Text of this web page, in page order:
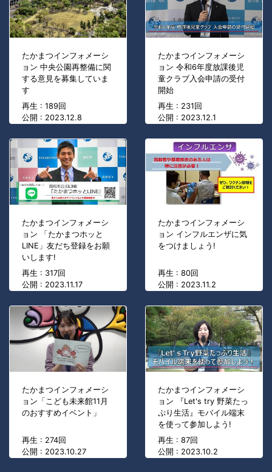
たかまつインフォメーシ
ョン 中央公園再整備に関
する意見を募集していま
す
再生 : 189回
公開 : 2023.12.8
たかまつインフォメーシ
ョン 令和6年度放課後児
童クラブ入会申請の受付
開始
再生 : 231回
公開 : 2023.12.1
たかまつインフォメーシ
ョン 「たかまつホッと
LINE」友だち登録をお願
いします!
再生 : 317回
公開 : 2023.11.17
たかまつインフォメーシ
ョン インフルエンザに気
をつけましょう!
再生 : 80回
公開 : 2023.11.2
たかまつインフォメーシ
ョン「こども未来館11月
のおすすめイベント」
再生 : 274回
公開 : 2023.10.27
たかまつインフォメーシ
ョン 『Let's try 野菜たっ
ぷり生活』モバイル端末
を使って参加しよう!
再生 : 87回
公開 : 2023.10.2